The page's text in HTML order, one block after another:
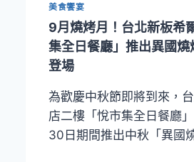
美食饗宴
9月燒烤月！台北新板希
集全日餐廳」推出異國
登場
為歡慶中秋節即將到來，
店二樓「悅市集全日餐廳
30日期間推出中秋「異國